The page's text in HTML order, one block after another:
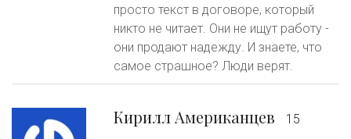
просто текст в договоре, который
никто не читает. Они не ищут работу -
они продают надежду. И знаете, что
самое страшное? Люди верят.
Кирилл Американцев
15